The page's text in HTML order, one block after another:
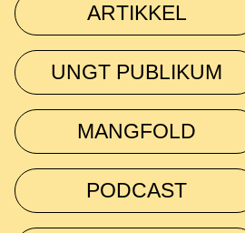
ARTIKKEL
UNGT PUBLIKUM
MANGFOLD
PODCAST